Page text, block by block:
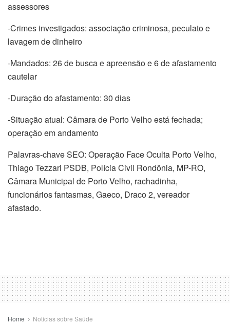
assessores
-Crimes investigados: associação criminosa, peculato e
lavagem de dinheiro
-Mandados: 26 de busca e apreensão e 6 de afastamento
cautelar
-Duração do afastamento: 30 dias
-Situação atual: Câmara de Porto Velho está fechada;
operação em andamento
Palavras-chave SEO: Operação Face Oculta Porto Velho,
Thiago Tezzari PSDB, Polícia Civil Rondônia, MP-RO,
Câmara Municipal de Porto Velho, rachadinha,
funcionários fantasmas, Gaeco, Draco 2, vereador
afastado.
Home Notícias sobre Saúde